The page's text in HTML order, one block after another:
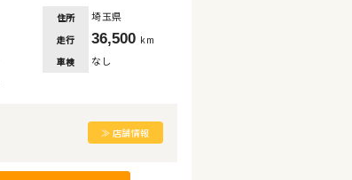
住所 埼玉県
走行 36,500 km
車検 なし
≫ 店舗情報